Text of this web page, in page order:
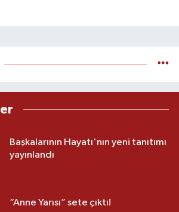
Başkalarının Hayatı'nın yeni tanıtımı
yayınlandı
“Anne Yarısı” sete çıktı!